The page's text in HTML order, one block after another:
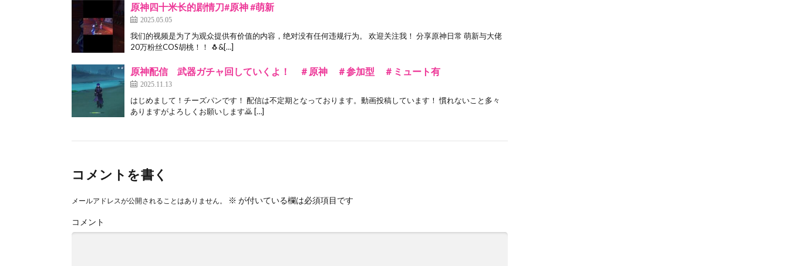
原神四十米长的剧情刀#原神 #萌新
2025.05.05
我们的视频是为了为观众提供有价值的内容，绝对没有任何违规行为。 欢迎关注我！ 分享原神日常 萌新与大佬
20万粉丝COS胡桃！！ 🐧&[…]
原神配信 武器ガチャ回していくよ！ ＃原神 ＃参加型 ＃ミュート有
2025.11.13
はじめまして！チーズパンです！ 配信は不定期となっております。動画投稿しています！ 慣れないこと多々
ありますがよろしくお願いします🙇 […]
コメントを書く
メールアドレスが公開されることはありません。 ※ が付いている欄は必須項目です
コメント